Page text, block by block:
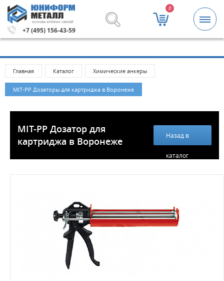
ОСНОВА КРЕПКИХ СВЯЗЕЙ
+7 (495) 156-43-59
0
5000 рублей.Метизы и крепежные изделия оптом.
Главная Каталог Химические анкеры
MIT-РР Дозаторы для картриджа в Воронеже
MIT-PP Дозатор для
картриджа в Воронеже
Назад в
каталог